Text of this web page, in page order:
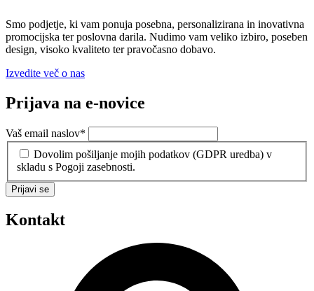
Smo podjetje, ki vam ponuja posebna, personalizirana in inovativna
promocijska ter poslovna darila. Nudimo vam veliko izbiro, poseben
design, visoko kvaliteto ter pravočasno dobavo.
Izvedite več o nas
Prijava na e-novice
Vaš email naslov*
Dovolim pošiljanje mojih podatkov (GDPR uredba) v
skladu s Pogoji zasebnosti.
Prijavi se
Kontakt